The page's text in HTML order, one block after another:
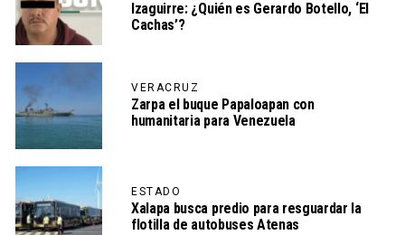
Izaguirre: ¿Quién es Gerardo Botello, ‘El
Cachas’?
VERACRUZ
Zarpa el buque Papaloapan con
humanitaria para Venezuela
ESTADO
Xalapa busca predio para resguardar la
flotilla de autobuses Atenas